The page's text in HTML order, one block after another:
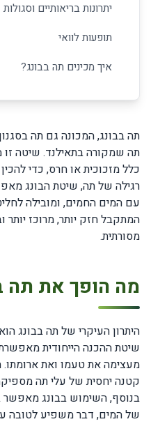
יתרונות בריאותיים וסגולות
תופעות לוואי
איך מכינים תה בבונג?
תה בבונג, המכונה גם תה
תה שמקורה בתאילנד. שיטה
כלל מזכוכית או חרס, כדי
רגילה של תה, שיטת הבונג
עם המים החמים, ומובילה
המתקבל חזק יותר, מרוכז
מסורתית.
מה הופך את תה
היתרון העיקרי של תה בבונג
שיטת ההכנה הייחודית
מעצימה את טעמו ואת ארומתו.
קטנה יחסית של עלי תה
בנוסף, השימוש בבונג
של המים, דבר משפיע לטובה